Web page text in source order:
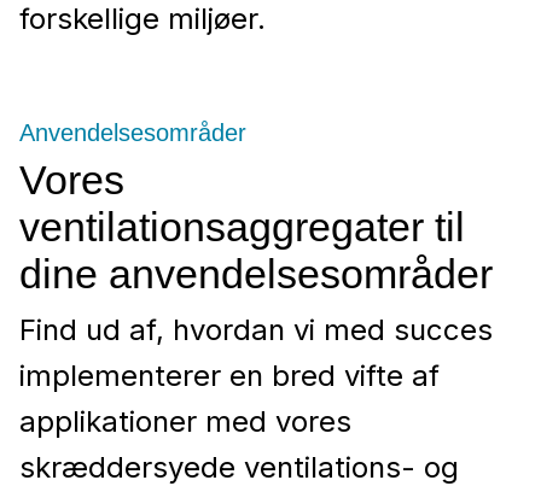
forskellige miljøer.
Vores
ventilationsaggregater til
dine anvendelsesområder
Anvendelsesområder
Find ud af, hvordan vi med succes
implementerer en bred vifte af
applikationer med vores
skræddersyede ventilations- og